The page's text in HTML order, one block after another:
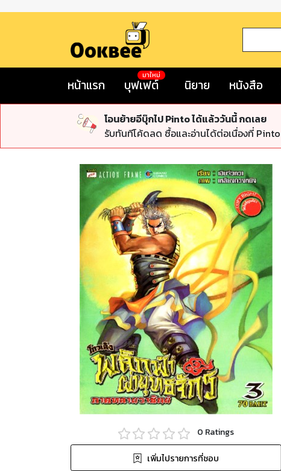
หน้าแรก บุฟเฟต์
มาใหม่
นิยาย หนังสือ
โอนย้ายอีบุ๊กไป Pinto ได้แล้ววันนี้ กดเลย
รับทันทีโค้ดลด ซื้อและอ่านได้ต่อเนื่องที่ Pinto
0 Ratings
เพิ่มไปรายการที่ชอบ